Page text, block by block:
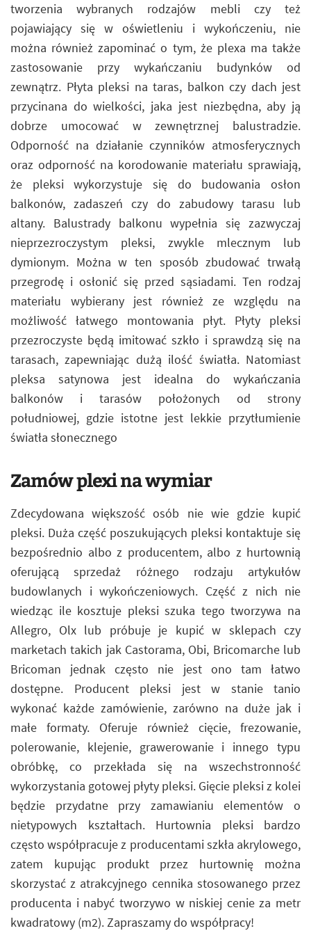
tworzenia wybranych rodzajów mebli czy też
pojawiający się w oświetleniu i wykończeniu, nie
można również zapominać o tym, że plexa ma także
zastosowanie przy wykańczaniu budynków od
zewnątrz. Płyta pleksi na taras, balkon czy dach jest
przycinana do wielkości, jaka jest niezbędna, aby ją
dobrze umocować w zewnętrznej balustradzie.
Odporność na działanie czynników atmosferycznych
oraz odporność na korodowanie materiału sprawiają,
że pleksi wykorzystuje się do budowania osłon
balkonów, zadaszeń czy do zabudowy tarasu lub
altany. Balustrady balkonu wypełnia się zazwyczaj
nieprzezroczystym pleksi, zwykle mlecznym lub
dymionym. Można w ten sposób zbudować trwałą
przegrodę i osłonić się przed sąsiadami. Ten rodzaj
materiału wybierany jest również ze względu na
możliwość łatwego montowania płyt. Płyty pleksi
przezroczyste będą imitować szkło i sprawdzą się na
tarasach, zapewniając dużą ilość światła. Natomiast
pleksa satynowa jest idealna do wykańczania
balkonów i tarasów położonych od strony
południowej, gdzie istotne jest lekkie przytłumienie
światła słonecznego
Zamów plexi na wymiar
Zdecydowana większość osób nie wie gdzie kupić
pleksi. Duża część poszukujących pleksi kontaktuje się
bezpośrednio albo z producentem, albo z hurtownią
oferującą sprzedaż różnego rodzaju artykułów
budowlanych i wykończeniowych. Część z nich nie
wiedząc ile kosztuje pleksi szuka tego tworzywa na
Allegro, Olx lub próbuje je kupić w sklepach czy
marketach takich jak Castorama, Obi, Bricomarche lub
Bricoman jednak często nie jest ono tam łatwo
dostępne. Producent pleksi jest w stanie tanio
wykonać każde zamówienie, zarówno na duże jak i
małe formaty. Oferuje również cięcie, frezowanie,
polerowanie, klejenie, grawerowanie i innego typu
obróbkę, co przekłada się na wszechstronność
wykorzystania gotowej płyty pleksi. Gięcie pleksi z kolei
będzie przydatne przy zamawianiu elementów o
nietypowych kształtach. Hurtownia pleksi bardzo
często współpracuje z producentami szkła akrylowego,
zatem kupując produkt przez hurtownię można
skorzystać z atrakcyjnego cennika stosowanego przez
producenta i nabyć tworzywo w niskiej cenie za metr
kwadratowy (m2). Zapraszamy do współpracy!